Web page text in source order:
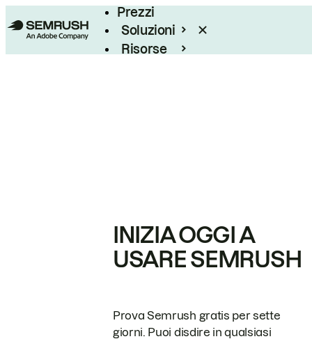
Prezzi
Soluzioni
Risorse
INIZIA OGGI A
USARE SEMRUSH
Prova Semrush gratis per sette
giorni. Puoi disdire in qualsiasi